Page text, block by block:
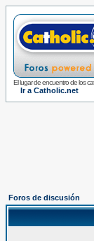
El lugar de encuentro de los
Ir a Catholic.net
Foros de discusión